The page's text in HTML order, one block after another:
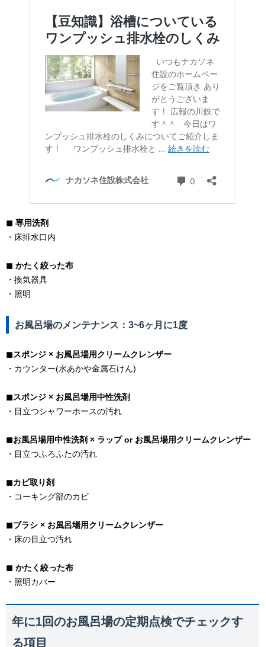
◼︎ 専用洗剤
・床排水口内
◼︎ かたく絞った布
・換気器具
・照明
お風呂場のメンテナンス： 3~6ヶ月に1度
◼︎スポンジ × お風呂場用クリームクレンザー
・カウンター(水あかや金属石けん)
◼︎スポンジ × お風呂場用中性洗剤
・目立つシャワーホースの汚れ
◼︎お風呂場用中性洗剤 × ラップ or お風呂場用クリームクレンザー
・目立つふろふたの汚れ
◼︎カビ取り剤
・コーキング部のカビ
◼︎ブラシ × お風呂場用クリームクレンザー
・床の目立つ汚れ
◼︎ かたく絞った布
・照明カバー
年に1回のお風呂場の定期点検でチェックす
る項目